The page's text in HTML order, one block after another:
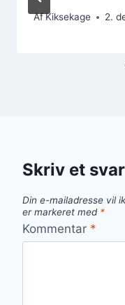
AfKiksekage 2.
Skriv et svar
Din e-mailadresse vil
er markeret med *
Kommentar *